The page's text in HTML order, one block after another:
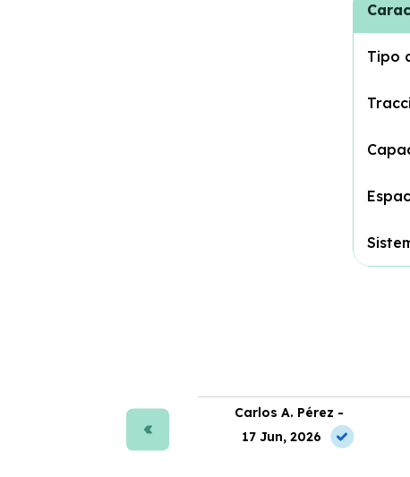
Tipo
Carlos A. Pérez -
17 Jun, 2026